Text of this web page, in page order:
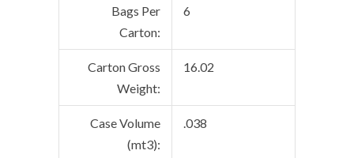
Bags Per
Carton:
6
Carton Gross
Weight:
16.02
Case Volume
(mt3):
.038